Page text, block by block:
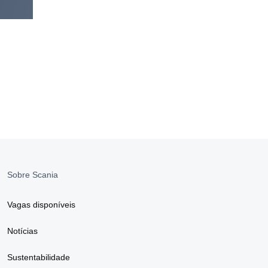
Sobre Scania
Vagas disponíveis
Notícias
Sustentabilidade